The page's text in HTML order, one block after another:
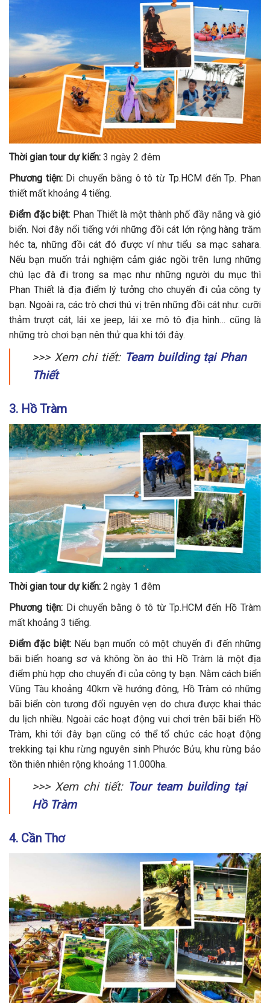
Thời gian tour dự kiến: 3 ngày 2 đêm
Phương tiện: Di chuyển bằng ô tô từ Tp.HCM đến Tp. Phan
thiết mất khoảng 4 tiếng.
Điểm đặc biệt: Phan Thiết là một thành phố đầy nắng và gió
biển. Nơi đây nổi tiếng với những đồi cát lớn rộng hàng trăm
héc ta, những đồi cát đó được ví như tiểu sa mạc sahara.
Nếu bạn muốn trải nghiệm cảm giác ngồi trên lưng những
chú lạc đà đi trong sa mạc như những người du mục thì
Phan Thiết là địa điểm lý tưởng cho chuyến đi của công ty
bạn. Ngoài ra, các trò chơi thú vị trên những đồi cát như: cưỡi
thảm trượt cát, lái xe jeep, lái xe mô tô địa hình… cũng là
những trò chơi bạn nên thử qua khi tới đây.
>>> Xem chi tiết: Team building tại Phan
Thiết
3. Hồ Tràm
Thời gian tour dự kiến: 2 ngày 1 đêm
Phương tiện: Di chuyển bằng ô tô từ Tp.HCM đến Hồ Tràm
mất khoảng 3 tiếng.
Điểm đặc biệt: Nếu bạn muốn có một chuyến đi đến những
bãi biển hoang sơ và không ồn ào thì Hồ Tràm là một địa
điểm phù hợp cho chuyến đi của công ty bạn. Nằm cách biển
Vũng Tàu khoảng 40km về hướng đông, Hồ Tràm có những
bãi biển còn tương đối nguyên vẹn do chưa được khai thác
du lịch nhiều. Ngoài các hoạt động vui chơi trên bãi biển Hồ
Tràm, khi tới đây bạn cũng có thể tổ chức các hoạt động
trekking tại khu rừng nguyên sinh Phước Bửu, khu rừng bảo
tồn thiên nhiên rộng khoảng 11.000ha.
>>> Xem chi tiết: Tour team building tại
Hồ Tràm
4. Cần Thơ